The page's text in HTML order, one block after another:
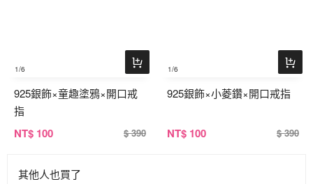
1/6
925銀飾×童趣塗鴉×開口戒
指
NT$ 100 $ 390
1/6
925銀飾×小菱鑽×開口戒指
NT$ 100 $ 390
其他人也買了